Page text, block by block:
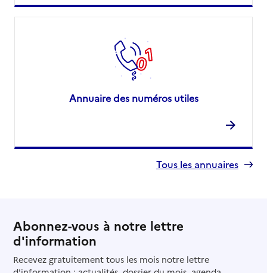
Annuaire des numéros utiles
Tous les annuaires
Abonnez-vous à notre lettre
d'information
Recevez gratuitement tous les mois notre lettre